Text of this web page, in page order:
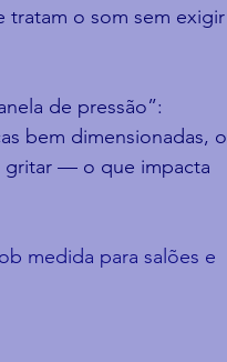
o som sem exigir
de pressão”:
bem dimensionadas, o
gritar — o que impacta
medida para salões e